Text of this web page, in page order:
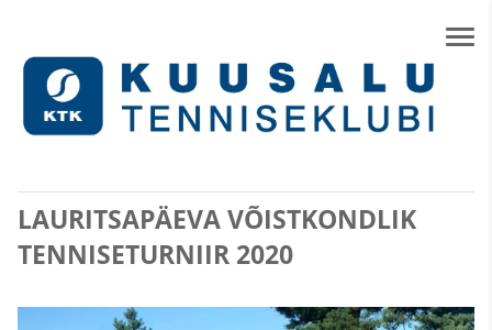
LAURITSAPÄEVA VÕISTKONDLIK
TENNISETURNIIR 2020